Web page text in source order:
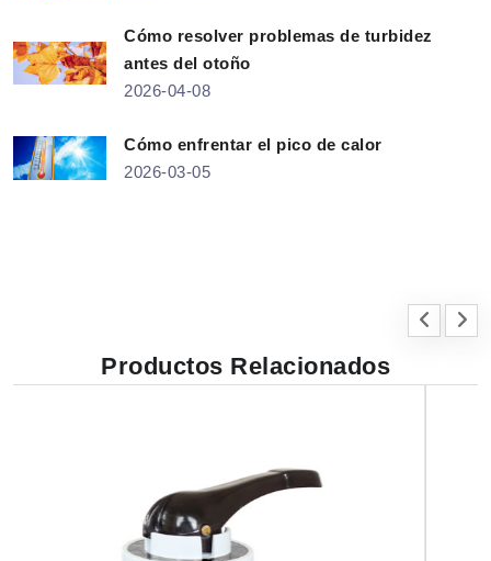
Cómo resolver problemas de turbidez
antes del otoño
2026-04-08
Cómo enfrentar el pico de calor
2026-03-05
Productos Relacionados